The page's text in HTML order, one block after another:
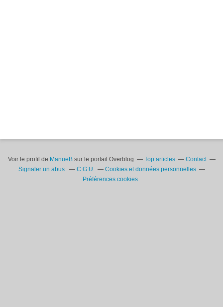
Voir le profil de ManueBsur le portail Overblog Top articles
Contact
Signaler un abus
C.G.U.
Cookies et données personnelles
Préférences cookies